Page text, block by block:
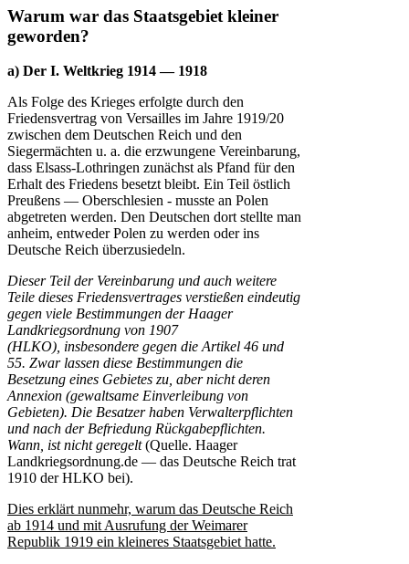
Warum war das Staatsgebiet kleiner
geworden?
a) Der I. Weltkrieg 1914 — 1918
Als Folge des Krieges erfolgte durch den
Friedensvertrag von Versailles im Jahre 1919/20
zwischen dem Deutschen Reich und den
Siegermächten u. a. die erzwungene Vereinbarung,
dass Elsass-Lothringen zunächst als Pfand für den
Erhalt des Friedens besetzt bleibt. Ein Teil östlich
Preußens — Oberschlesien - musste an Polen
abgetreten werden. Den Deutschen dort stellte man
anheim, entweder Polen zu werden oder ins
Deutsche Reich überzusiedeln.
Dieser Teil der Vereinbarung und auch weitere
Teile dieses Friedensvertrages verstießen eindeutig
gegen viele Bestimmungen der Haager
Landkriegsordnung von 1907
(HLKO), insbesondere gegen die Artikel 46 und
55. Zwar lassen diese Bestimmungen die
Besetzung eines Gebietes zu, aber nicht deren
Annexion (gewaltsame Einverleibung von
Gebieten). Die Besatzer haben Verwalterpflichten
und nach der Befriedung Rückgabepflichten.
Wann, ist nicht geregelt(Quelle. Haager
Landkriegsordnung.de — das Deutsche Reich trat
1910 der HLKO bei).
Dies erklärt nunmehr, warum das Deutsche Reich
ab 1914 und mit Ausrufung der Weimarer
Republik 1919 ein kleineres Staatsgebiet hatte.